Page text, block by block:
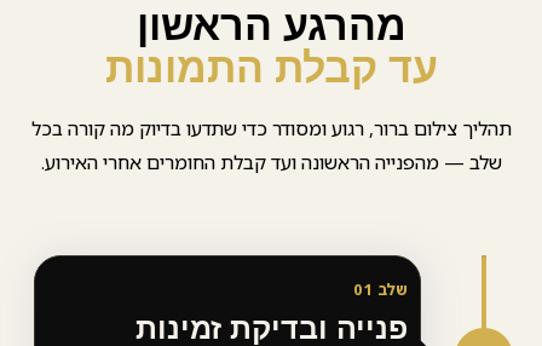
מהרגע הראשון
עד קבלת התמונות
צילום ברור, רגוע ומסודר כדי שתדעו בדיוק מה קורה בכל
— מהפנייה הראשונה ועד קבלת החומרים אחרי האירוע.
פנייה ובדיקת זמינות